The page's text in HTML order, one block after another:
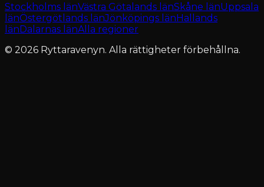
Stockholms länVästra Götalands länSkåne länUppsala
länÖstergötlands länJönköpings länHallands
länDalarnas länAlla regioner
© 2026 Ryttaravenyn. Alla rättigheter förbehållna.